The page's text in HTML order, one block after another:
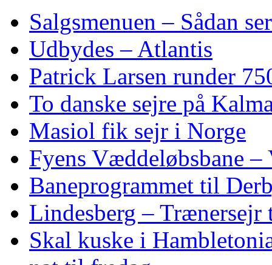
Salgsmenuen – Sådan
Udbydes – Atlantis
Patrick Larsen runder
To danske sejre på
Masiol fik sejr i Norge
Fyens Væddeløbsbane
Baneprogrammet til
Lindesberg – Trænersejr
Skal kuske i